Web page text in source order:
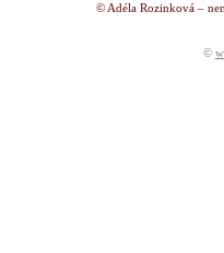
© Adéla Rozinková –
©